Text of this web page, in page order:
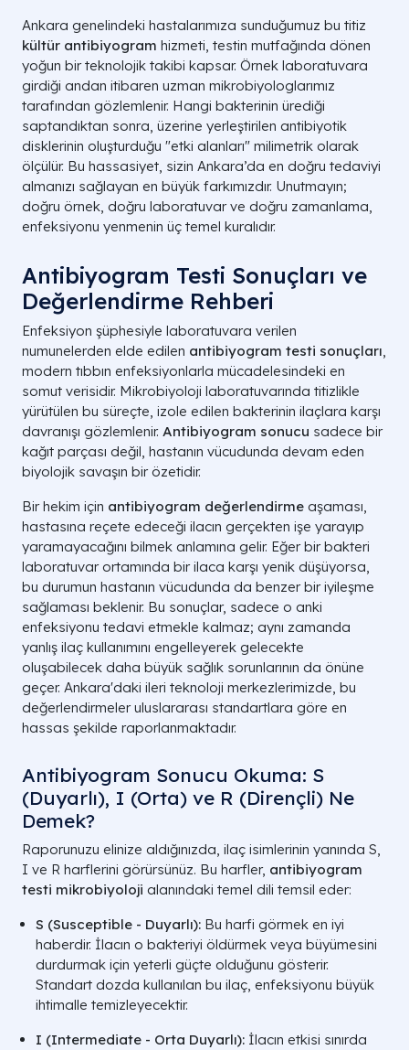
Ankara genelindeki hastalarımıza sunduğumuz bu titiz
kültür antibiyogram hizmeti, testin mutfağında dönen
yoğun bir teknolojik takibi kapsar. Örnek laboratuvara
girdiği andan itibaren uzman mikrobiyologlarımız
tarafından gözlemlenir. Hangi bakterinin ürediği
saptandıktan sonra, üzerine yerleştirilen antibiyotik
disklerinin oluşturduğu "etki alanları" milimetrik olarak
ölçülür. Bu hassasiyet, sizin Ankara’da en doğru tedaviyi
almanızı sağlayan en büyük farkımızdır. Unutmayın;
doğru örnek, doğru laboratuvar ve doğru zamanlama,
enfeksiyonu yenmenin üç temel kuralıdır.
Antibiyogram Testi Sonuçları ve
Değerlendirme Rehberi
Enfeksiyon şüphesiyle laboratuvara verilen
numunelerden elde edilen antibiyogram testi sonuçları,
modern tıbbın enfeksiyonlarla mücadelesindeki en
somut verisidir. Mikrobiyoloji laboratuvarında titizlikle
yürütülen bu süreçte, izole edilen bakterinin ilaçlara karşı
davranışı gözlemlenir. Antibiyogram sonucu sadece bir
kağıt parçası değil, hastanın vücudunda devam eden
biyolojik savaşın bir özetidir.
Bir hekim için antibiyogram değerlendirme aşaması,
hastasına reçete edeceği ilacın gerçekten işe yarayıp
yaramayacağını bilmek anlamına gelir. Eğer bir bakteri
laboratuvar ortamında bir ilaca karşı yenik düşüyorsa,
bu durumun hastanın vücudunda da benzer bir iyileşme
sağlaması beklenir. Bu sonuçlar, sadece o anki
enfeksiyonu tedavi etmekle kalmaz; aynı zamanda
yanlış ilaç kullanımını engelleyerek gelecekte
oluşabilecek daha büyük sağlık sorunlarının da önüne
geçer. Ankara'daki ileri teknoloji merkezlerimizde, bu
değerlendirmeler uluslararası standartlara göre en
hassas şekilde raporlanmaktadır.
Antibiyogram Sonucu Okuma: S
(Duyarlı), I (Orta) ve R (Dirençli) Ne
Demek?
Raporunuzu elinize aldığınızda, ilaç isimlerinin yanında S,
I ve R harflerini görürsünüz. Bu harfler, antibiyogram
testi mikrobiyoloji alanındaki temel dili temsil eder:
S (Susceptible - Duyarlı): Bu harfi görmek en iyi
haberdir. İlacın o bakteriyi öldürmek veya büyümesini
durdurmak için yeterli güçte olduğunu gösterir.
Standart dozda kullanılan bu ilaç, enfeksiyonu büyük
ihtimalle temizleyecektir.
I (Intermediate - Orta Duyarlı): İlacın etkisi sınırda